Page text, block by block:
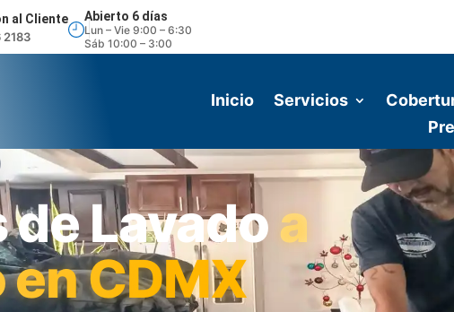
al Cliente
2183
Abierto 6 días
Lun – Vie 9:00 – 6:30
Sáb 10:00 – 3:00
Inicio Servicios
Lavadoa
CDMX